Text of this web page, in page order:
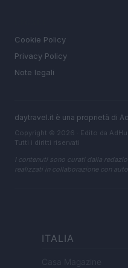
Cookie Policy
Privacy Policy
Note legali
daytravel.it è una proprietà di
Copyright © 2026 · Edito da
Tutti i diritti riservati
I contenuti sono curati dalla
realizzati in collaborazione con
ITALIA
Casa Magazine